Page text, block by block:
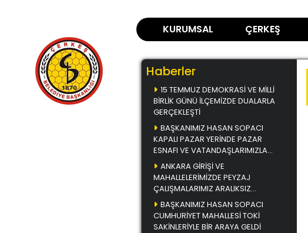
KURUMSAL ÇERKEŞ
Haberler
15 TEMMUZ DEMOKRASİ VE MİLLİ
BİRLİK GÜNÜ İLÇEMİZDE DUALARLA
GERÇEKLEŞTİ
BAŞKANIMIZ HASAN SOPACI
KAPALI PAZAR YERİNDE PAZAR
ESNAFI VE VATANDAŞLARIMIZLA
BİR ARAYA GELDİ
ANKARA GİRİŞİ VE
MAHALLELERİMİZDE PEYZAJ
ÇALIŞMALARIMIZ ARALIKSIZ
DEVAM EDİYOR
BAŞKANIMIZ HASAN SOPACI
CUMHURİYET MAHALLESİ TOKİ
SAKİNLERİYLE BİR ARAYA GELDİ